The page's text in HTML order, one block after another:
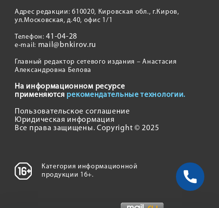
Адрес редакции: 610020, Кировская обл., г.Киров,
ул.Московская, д.40, офис 1/1
Телефон:41-04-28
e-mail: mail@bnkirov.ru
Главный редактор сетевого издания – Анастасия
Александровна Белова
На информационном ресурсе
применяются рекомендательные технологии.
Пользовательское соглашение
Юридическая информация
Все права защищены. Copyright © 2025
Категория информационной
продукции 16+.